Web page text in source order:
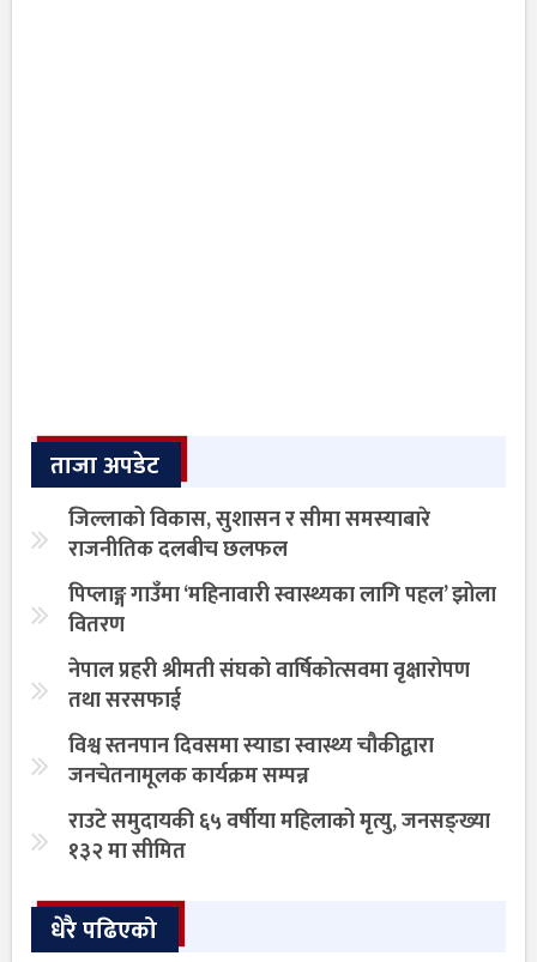
ताजा अपडेट
जिल्लाको विकास, सुशासन र सीमा समस्याबारे
राजनीतिक दलबीच छलफल
पिप्लाङ्ग गाउँमा ‘महिनावारी स्वास्थ्यका लागि पहल’ झोला
वितरण
नेपाल प्रहरी श्रीमती संघको वार्षिकोत्सवमा वृक्षारोपण
तथा सरसफाई
विश्व स्तनपान दिवसमा स्याडा स्वास्थ्य चौकीद्वारा
जनचेतनामूलक कार्यक्रम सम्पन्न
राउटे समुदायकी ६५ वर्षीया महिलाको मृत्यु, जनसङ्ख्या
१३२ मा सीमित
धेरै पढिएको